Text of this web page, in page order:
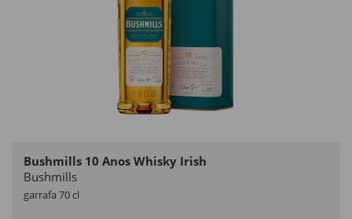
Bushmills 10 Anos Whisky Irish
Bushmills
garrafa 70 cl